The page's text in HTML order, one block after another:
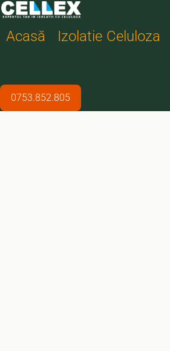
Acasă Izolatie Celuloza
0753.852.805